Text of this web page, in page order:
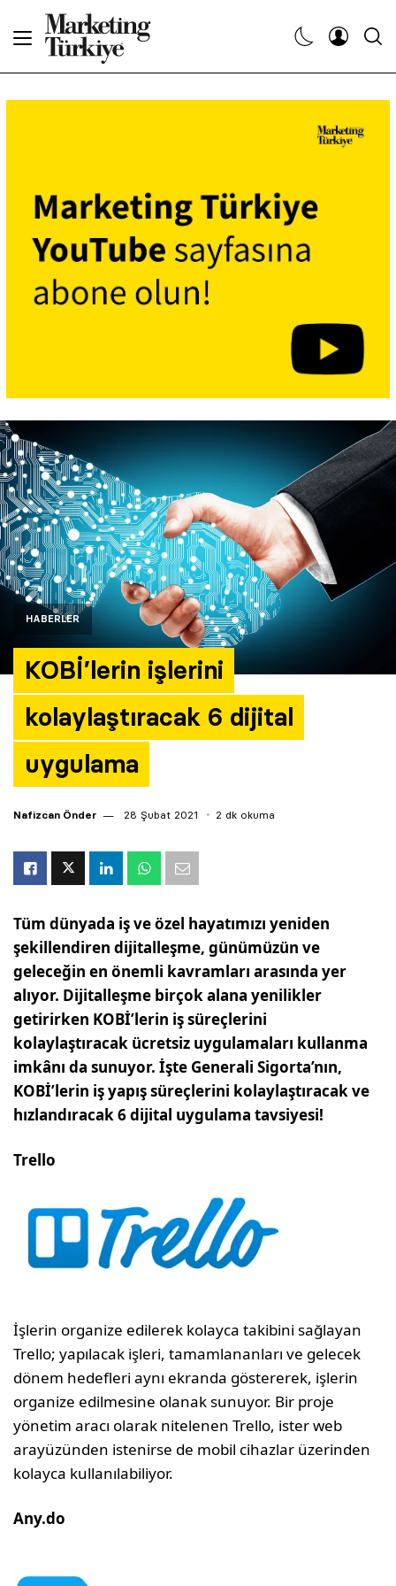
HABERLER
KOBİ’lerin işlerini
kolaylaştıracak 6 dijital
uygulama
Nafizcan Önder 28 Şubat 2021 2 dk okuma
Tüm dünyada iş ve özel hayatımızı yeniden
şekillendiren dijitalleşme, günümüzün ve
geleceğin en önemli kavramları arasında yer
alıyor. Dijitalleşme birçok alana yenilikler
getirirken KOBİ’lerin iş süreçlerini
kolaylaştıracak ücretsiz uygulamaları kullanma
imkânı da sunuyor. İşte Generali Sigorta’nın,
KOBİ’lerin iş yapış süreçlerini kolaylaştıracak ve
hızlandıracak 6 dijital uygulama tavsiyesi!
Trello
İşlerin organize edilerek kolayca takibini sağlayan
Trello; yapılacak işleri, tamamlananları ve gelecek
dönem hedefleri aynı ekranda göstererek, işlerin
organize edilmesine olanak sunuyor. Bir proje
yönetim aracı olarak nitelenen Trello, ister web
arayüzünden istenirse de mobil cihazlar üzerinden
kolayca kullanılabiliyor.
Any.do
Dergiler
Etkinlikler
Araştırma